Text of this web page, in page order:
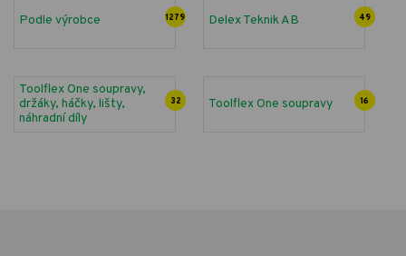
Podle výrobce 1279 Delex Teknik AB 49
Toolflex One soupravy,
držáky, háčky, lišty,
náhradní díly
32 Toolflex One soupravy 16